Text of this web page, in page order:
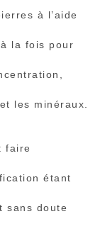
à l’aide
la fois pour
les minéraux.
faire
étant
sans doute